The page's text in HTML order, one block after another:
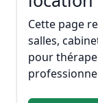
Cette page
salles,
pour